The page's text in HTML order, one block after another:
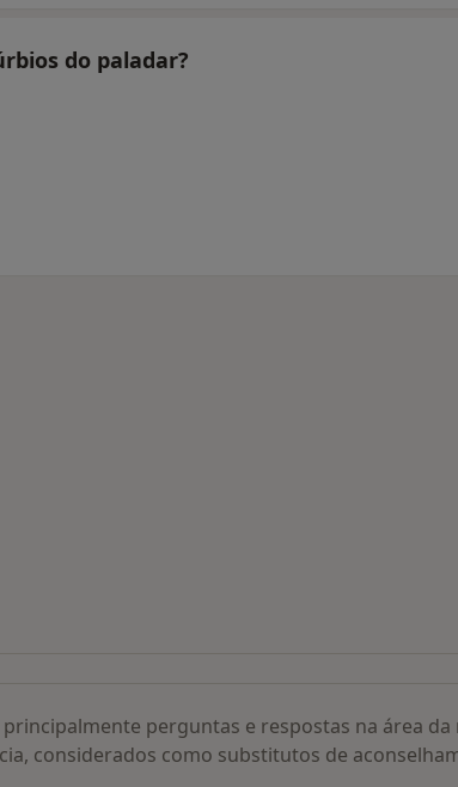
do paladar?
perguntas e respostas na área
considerados como substitutos de